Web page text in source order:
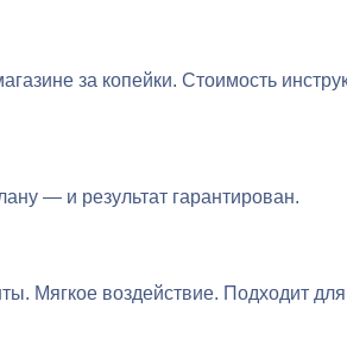
за копейки. Стоимость
— и результат гарантирован.
Мягкое воздействие. Подходит